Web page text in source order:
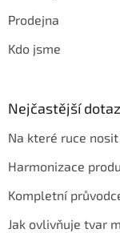
Prodejna
Kdo jsme
Nejčastější
Na které ruce
Harmonizace
Kompletní
Jak ovlivňuje tvar